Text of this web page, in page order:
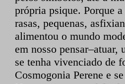
própria psique. Porque
rasas, pequenas,
alimentou o mundo
em nosso pensar–atuar,
se tenha vivenciado de
Cosmogonia Perene e